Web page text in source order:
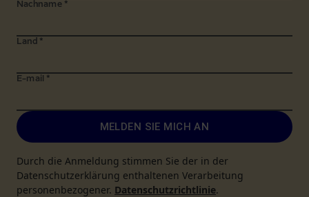
Nachname *
Land *
E-mail *
MELDEN SIE MICH AN
Durch die Anmeldung stimmen Sie der in der
Datenschutzerklärung enthaltenen Verarbeitung
personenbezogener. Datenschutzrichtlinie.